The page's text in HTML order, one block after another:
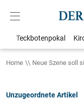
Teckbotenpokal
Home Neue Szene soll
Unzugeordnete Artikel